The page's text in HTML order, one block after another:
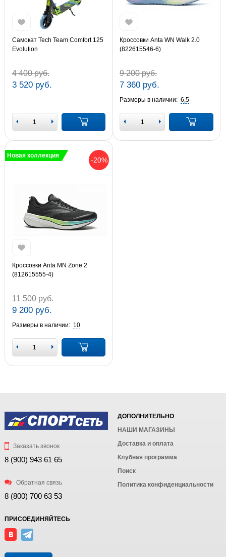
Самокат Tech Team Comfort 125
Evolution
4 400 руб.
3 520 руб.
Кроссовки Anta WN Walk 2.0
(822615546-6)
9 200 руб.
7 360 руб.
Размеры в наличии: 6,5
-20%
Новая коллекция
Кроссовки Anta MN Zone 2
(812615555-4)
11 500 руб.
9 200 руб.
Размеры в наличии: 10
Заказать звонок
8 (900) 943 61 65
Обратная связь
8 (800) 700 63 53
ДОПОЛНИТЕЛЬНО
НАШИ МАГАЗИНЫ
Доставка и оплата
Клубная программа
Поиск
Политика конфиденциальности
ПРИСОЕДИНЯЙТЕСЬ